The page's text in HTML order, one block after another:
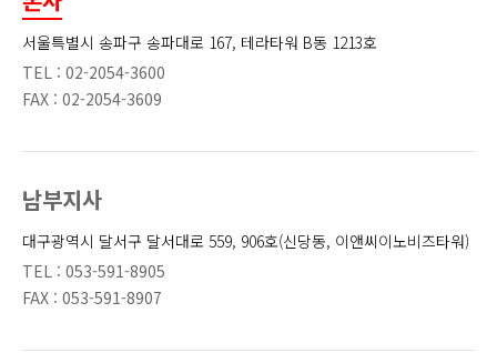
서울특별시 송파구 송파대로 167, 테라타워 B동 1213호
TEL : 02-2054-3600
FAX : 02-2054-3609
남부지사
대구광역시 달서구 달서대로 559, 906호(신당동, 이앤씨이노비즈타워)
TEL : 053-591-8905
FAX : 053-591-8907